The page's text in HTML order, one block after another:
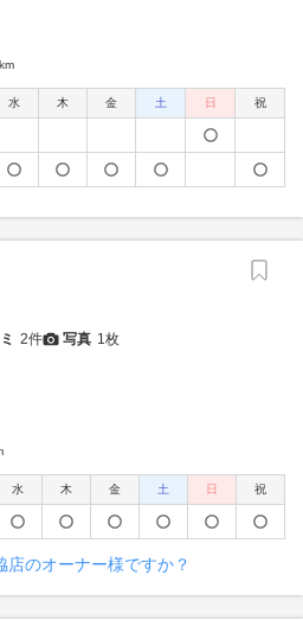
水 木 金 土 日 祝
2件 写真 1枚
水 木 金 土 日 祝
店のオーナー様ですか？